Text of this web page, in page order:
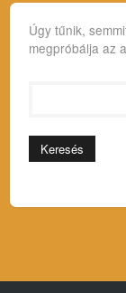
Úgy tűnik,
megpróbálja az